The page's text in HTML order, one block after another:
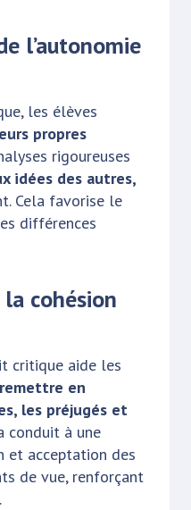
l’autonomie
les élèves
propres
rigoureuses
idées des autres,
Cela favorise le
différences
cohésion
critique aide les
remettre en
les préjugés et
conduit à une
et acceptation des
de vue, renforçant